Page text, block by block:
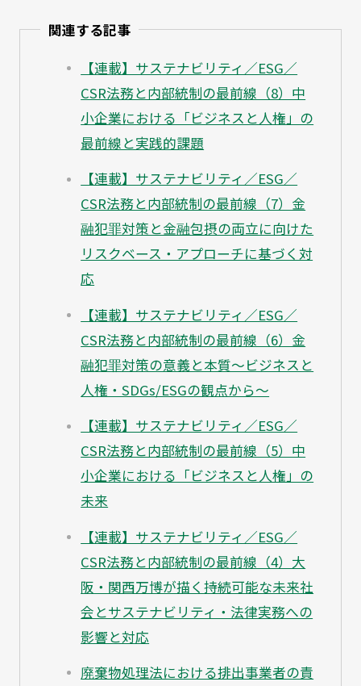
関連する記事
【連載】サステナビリティ／ESG／
CSR法務と内部統制の最前線（8）中
小企業における「ビジネスと人権」の
最前線と実践的課題
【連載】サステナビリティ／ESG／
CSR法務と内部統制の最前線（7）金
融犯罪対策と金融包摂の両立に向けた
リスクベース・アプローチに基づく対
応
【連載】サステナビリティ／ESG／
CSR法務と内部統制の最前線（6）金
融犯罪対策の意義と本質～ビジネスと
人権・SDGs/ESGの観点から～
【連載】サステナビリティ／ESG／
CSR法務と内部統制の最前線（5）中
小企業における「ビジネスと人権」の
未来
【連載】サステナビリティ／ESG／
CSR法務と内部統制の最前線（4）大
阪・関西万博が描く持続可能な未来社
会とサステナビリティ・法律実務への
影響と対応
廃棄物処理法における排出事業者の責